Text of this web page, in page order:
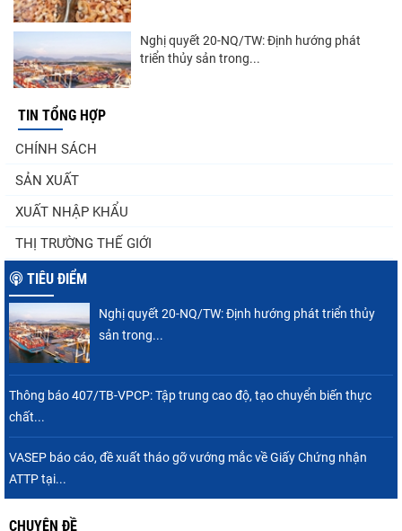
Nghị quyết 20-NQ/TW: Định hướng phát
triển thủy sản trong...
Thuế Mục 301 và bài toán thích ứng của
tôm Việt tại thị...
Nguồn cung giảm, giá cá rô phi Trung Quốc
hội cho hàng giá trị...
TIN TỔNG HỢP
CHÍNH SÁCH
SẢN XUẤT
XUẤT NHẬP KHẨU
THỊ TRƯỜNG THẾ GIỚI
TIÊU ĐIỂM
Nghị quyết 20-NQ/TW: Định hướng phát triển thủy
sản trong...
Thông báo 407/TB-VPCP: Tập trung cao độ, tạo chuyển biến thực
chất...
VASEP báo cáo, đề xuất tháo gỡ vướng mắc về Giấy Chứng nhận
ATTP tại...
CHUYÊN ĐỀ